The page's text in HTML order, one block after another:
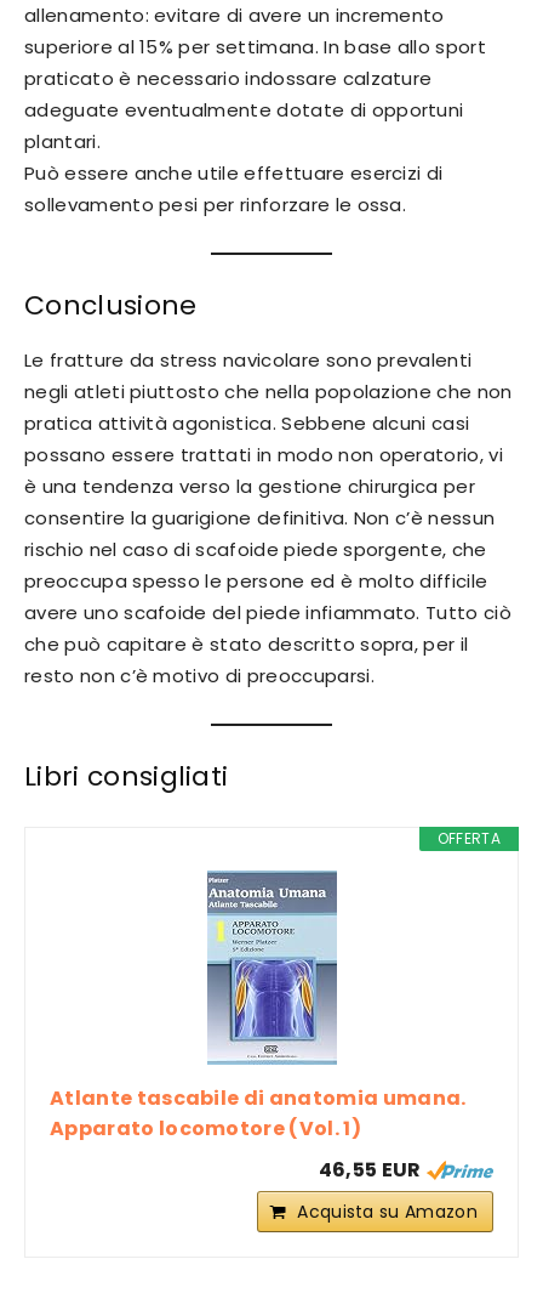
allenamento: evitare di avere un incremento
superiore al 15% per settimana. In base allo sport
praticato è necessario indossare calzature
adeguate eventualmente dotate di opportuni
plantari.
Può essere anche utile effettuare esercizi di
sollevamento pesi per rinforzare le ossa.
Conclusione
Le fratture da stress navicolare sono prevalenti
negli atleti piuttosto che nella popolazione che non
pratica attività agonistica. Sebbene alcuni casi
possano essere trattati in modo non operatorio, vi
è una tendenza verso la gestione chirurgica per
consentire la guarigione definitiva. Non c’è nessun
rischio nel caso di scafoide piede sporgente, che
preoccupa spesso le persone ed è molto difficile
avere uno scafoide del piede infiammato. Tutto ciò
che può capitare è stato descritto sopra, per il
resto non c’è motivo di preoccuparsi.
Libri consigliati
OFFERTA
Atlante tascabile di anatomia umana.
Apparato locomotore (Vol. 1)
46,55 EUR
Acquista su Amazon